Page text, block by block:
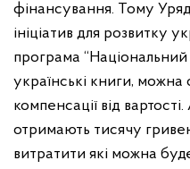
фінансування. Тому
ініціатив для розвитку
програма
українські книги,
компенсації від
отримають тисячу
витратити які можна